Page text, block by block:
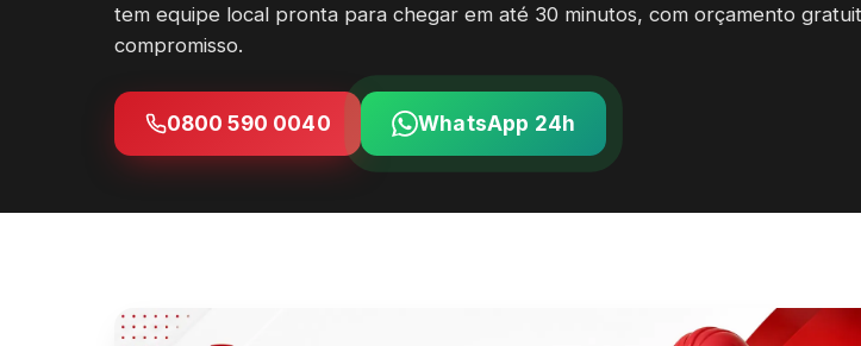
tem equipe local pronta para chegar em até 30 minutos, com orçamento
compromisso.
0800 590 0040 WhatsApp 24h